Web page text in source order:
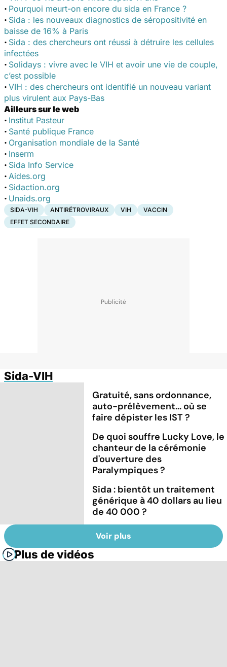
· Pourquoi meurt-on encore du sida en France ?
· Sida : les nouveaux diagnostics de séropositivité en
baisse de 16% à Paris
· Sida : des chercheurs ont réussi à détruire les cellules
infectées
· Solidays : vivre avec le VIH et avoir une vie de couple,
c’est possible
· VIH : des chercheurs ont identifié un nouveau variant
plus virulent aux Pays-Bas
Ailleurs sur le web
· Institut Pasteur
· Santé publique France
· Organisation mondiale de la Santé
· Inserm
· Sida Info Service
· Aides.org
· Sidaction.org
· Unaids.org
SIDA-VIH ANTIRÉTROVIRAUX VIH
VACCIN
EFFET SECONDAIRE
Sida-VIH
Gratuité, sans ordonnance,
auto-prélèvement... où se
faire dépister les IST ?
De quoi souffre Lucky Love, le
chanteur de la cérémonie
d'ouverture des
Paralympiques ?
Sida : bientôt un traitement
générique à 40 dollars au lieu
de 40 000 ?
Voir plus
Plus de vidéos